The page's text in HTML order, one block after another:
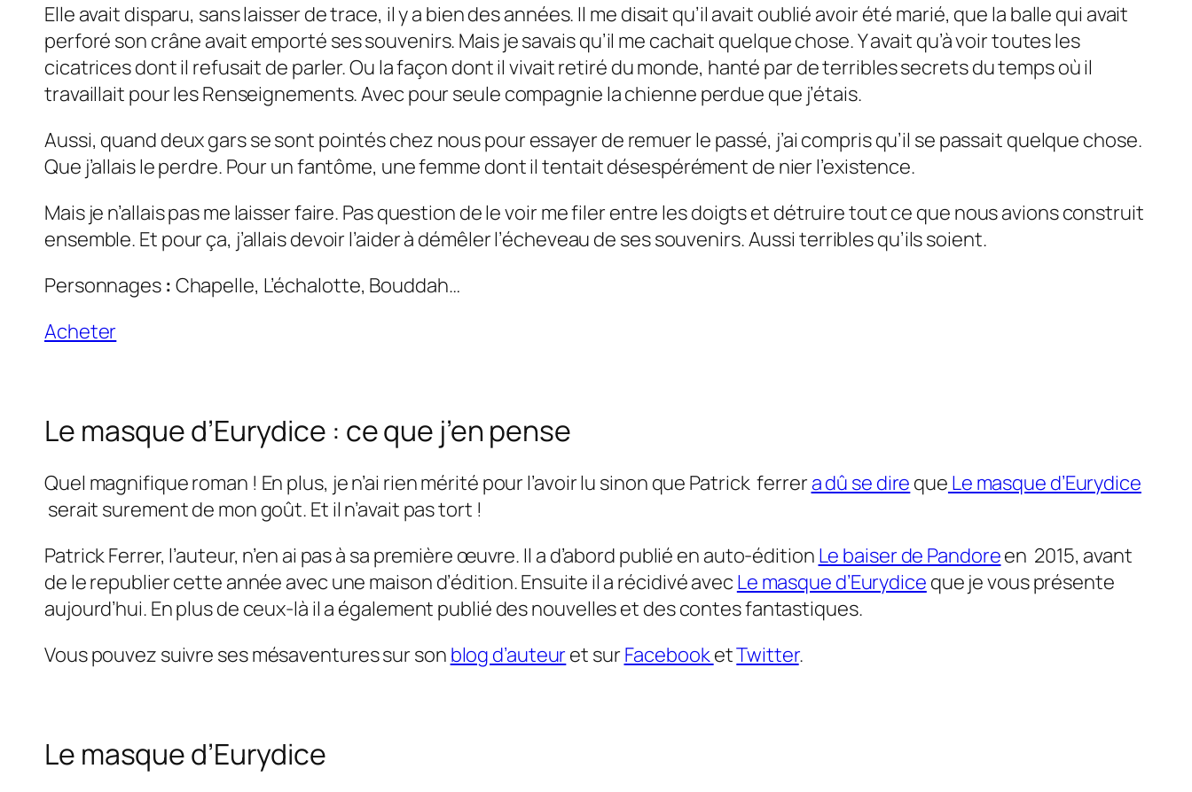
Elle avait disparu, sans laisser de trace, il y a bien des années. Il me disait qu’il avait oublié avoir été marié, que la balle qui avait
perforé son crâne avait emporté ses souvenirs. Mais je savais qu’il me cachait quelque chose. Y avait qu’à voir toutes les
cicatrices dont il refusait de parler. Ou la façon dont il vivait retiré du monde, hanté par de terribles secrets du temps où il
travaillait pour les Renseignements. Avec pour seule compagnie la chienne perdue que j’étais.
Aussi, quand deux gars se sont pointés chez nous pour essayer de remuer le passé, j’ai compris qu’il se passait quelque chose.
Que j’allais le perdre. Pour un fantôme, une femme dont il tentait désespérément de nier l’existence.
Mais je n’allais pas me laisser faire. Pas question de le voir me filer entre les doigts et détruire tout ce que nous avions construit
ensemble. Et pour ça, j’allais devoir l’aider à démêler l’écheveau de ses souvenirs. Aussi terribles qu’ils soient.
Personnages : Chapelle, L’échalotte, Bouddah…
Acheter
Le masque d’Eurydice : ce que j’en pense
Quel magnifique roman ! En plus, je n’ai rien mérité pour l’avoir lu sinon que Patrick ferrer a dû se dire que Le masque d’Eurydice
serait surement de mon goût. Et il n’avait pas tort !
Patrick Ferrer, l’auteur, n’en ai pas à sa première œuvre. Il a d’abord publié en auto-édition Le baiser de Pandoreen 2015, avant
de le republier cette année avec une maison d’édition. Ensuite il a récidivé avec Le masque d’Eurydice que je vous présente
aujourd’hui. En plus de ceux-là il a également publié des nouvelles et des contes fantastiques.
Vous pouvez suivre ses mésaventures sur son blog d’auteuret sur FacebooketTwitter.
Le masque d’Eurydice